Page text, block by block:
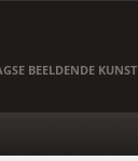
BEELDENDE KUNST